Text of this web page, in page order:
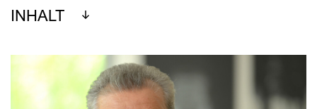
INHALT